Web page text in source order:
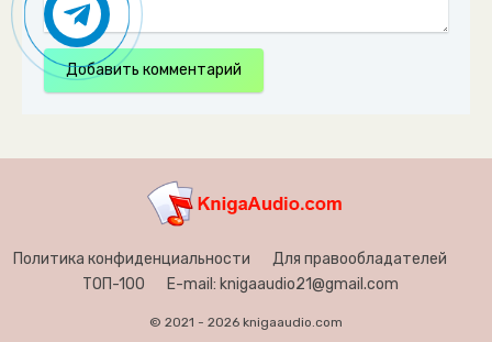
Добавить комментарий
Политика конфиденциальности
Для правообладателей
ТОП-100
E-mail: knigaaudio21@gmail.com
© 2021 - 2026 knigaaudio.com